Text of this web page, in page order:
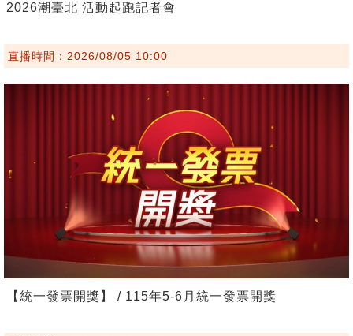
2026潮臺北 活動起跑記者會
直播時間：2026/08/05 10:00
【統一發票開獎】 / 115年5-6月統一發票開獎